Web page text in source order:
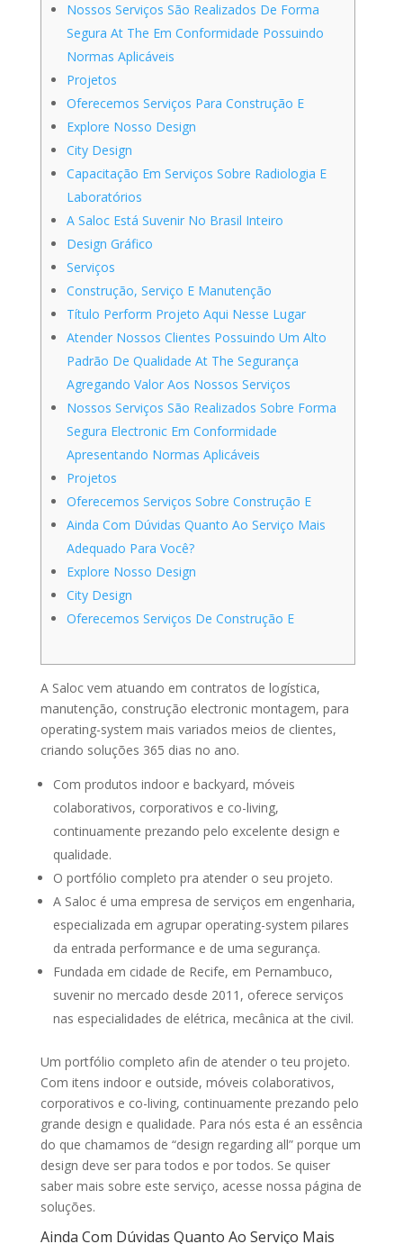
Nossos Serviços São Realizados De Forma
Segura At The Em Conformidade Possuindo
Normas Aplicáveis
Projetos
Oferecemos Serviços Para Construção E
Explore Nosso Design
City Design
Capacitação Em Serviços Sobre Radiologia E
Laboratórios
A Saloc Está Suvenir No Brasil Inteiro
Design Gráfico
Serviços
Construção, Serviço E Manutenção
Título Perform Projeto Aqui Nesse Lugar
Atender Nossos Clientes Possuindo Um Alto
Padrão De Qualidade At The Segurança
Agregando Valor Aos Nossos Serviços
Nossos Serviços São Realizados Sobre Forma
Segura Electronic Em Conformidade
Apresentando Normas Aplicáveis
Projetos
Oferecemos Serviços Sobre Construção E
Ainda Com Dúvidas Quanto Ao Serviço Mais
Adequado Para Você?
Explore Nosso Design
City Design
Oferecemos Serviços De Construção E
A Saloc vem atuando em contratos de logística,
manutenção, construção electronic montagem, para
operating-system mais variados meios de clientes,
criando soluções 365 dias no ano.
Com produtos indoor e backyard, móveis
colaborativos, corporativos e co-living,
continuamente prezando pelo excelente design e
qualidade.
O portfólio completo pra atender o seu projeto.
A Saloc é uma empresa de serviços em engenharia,
especializada em agrupar operating-system pilares
da entrada performance e de uma segurança.
Fundada em cidade de Recife, em Pernambuco,
suvenir no mercado desde 2011, oferece serviços
nas especialidades de elétrica, mecânica at the civil.
Um portfólio completo afin de atender o teu projeto.
Com itens indoor e outside, móveis colaborativos,
corporativos e co-living, continuamente prezando pelo
grande design e qualidade. Para nós esta é an essência
do que chamamos de “design regarding all” porque um
design deve ser para todos e por todos. Se quiser
saber mais sobre este serviço, acesse nossa página de
soluções.
Ainda Com Dúvidas Quanto Ao Serviço Mais